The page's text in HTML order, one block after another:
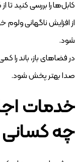
کابل‌ها را بررسی کنید
از افزایش ناگهانی
شود.
در فضاهای باز، باند را
صدا بهتر پخش شود.
خدمات
چه